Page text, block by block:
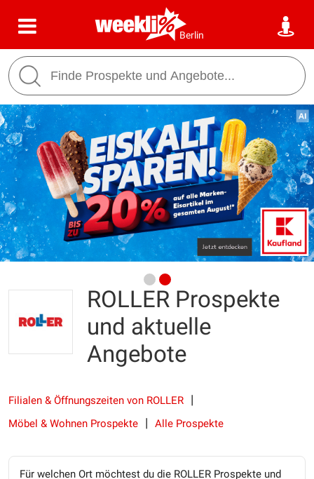
Berlin
ROLLER Prospekte
und aktuelle
Angebote
Filialen & Öffnungszeiten von ROLLER
Möbel & Wohnen Prospekte
Alle Prospekte
Für welchen Ort möchtest du die ROLLER Prospekte und